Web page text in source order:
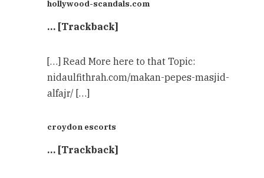
hollywood-scandals.com
… [Trackback]
[…] Read More here to that Topic:
nidaulfithrah.com/makan-pepes-masjid-
alfajr/ […]
croydon escorts
… [Trackback]